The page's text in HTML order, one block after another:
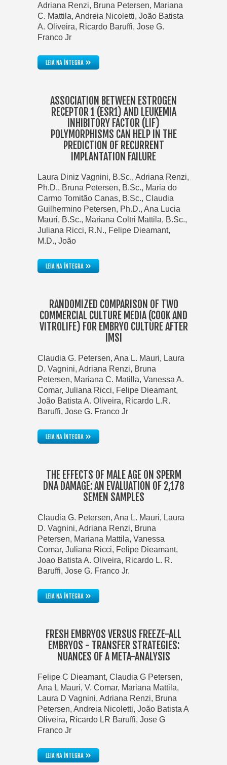
Adriana Renzi, Bruna Petersen, Mariana
C. Mattila, Andreia Nicoletti, João Batista
A. Oliveira, Ricardo Baruffi, Jose G.
Franco Jr
LEIA NA ÍNTEGRA»
ASSOCIATION BETWEEN ESTROGEN
RECEPTOR 1 (ESR1) AND LEUKEMIA
INHIBITORY FACTOR (LIF)
POLYMORPHISMS CAN HELP IN THE
PREDICTION OF RECURRENT
IMPLANTATION FAILURE
Laura Diniz Vagnini, B.Sc., Adriana Renzi,
Ph.D., Bruna Petersen, B.Sc., Maria do
Carmo Tomitão Canas, B.Sc., Claudia
Guilhermino Petersen, Ph.D., Ana Lucia
Mauri, B.Sc., Mariana Coltri Mattila, B.Sc.,
Juliana Ricci, R.N., Felipe Dieamant,
M.D., João
LEIA NA ÍNTEGRA»
RANDOMIZED COMPARISON OF TWO
COMMERCIAL CULTURE MEDIA (COOK AND
VITROLIFE) FOR EMBRYO CULTURE AFTER
IMSI
Claudia G. Petersen, Ana L. Mauri, Laura
D. Vagnini, Adriana Renzi, Bruna
Petersen, Mariana C. Matilla, Vanessa A.
Comar, Juliana Ricci, Felipe Dieamant,
João Batista A. Oliveira, Ricardo L.R.
Baruffi, Jose G. Franco Jr
LEIA NA ÍNTEGRA»
THE EFFECTS OF MALE AGE ON SPERM
DNA DAMAGE: AN EVALUATION OF 2,178
SEMEN SAMPLES
Claudia G. Petersen, Ana L. Mauri, Laura
D. Vagnini, Adriana Renzi, Bruna
Petersen, Mariana Mattila, Vanessa
Comar, Juliana Ricci, Felipe Dieamant,
Joao Batista A. Oliveira, Ricardo L. R.
Baruffi, Jose G. Franco Jr.
LEIA NA ÍNTEGRA»
FRESH EMBRYOS VERSUS FREEZE-ALL
EMBRYOS - TRANSFER STRATEGIES:
NUANCES OF A META-ANALYSIS
Felipe C Dieamant, Claudia G Petersen,
Ana L Mauri, V. Comar, Mariana Mattila,
Laura D Vagnini, Adriana Renzi, Bruna
Petersen, Andreia Nicoletti, João Batista A
Oliveira, Ricardo LR Baruffi, Jose G
Franco Jr
LEIA NA ÍNTEGRA»